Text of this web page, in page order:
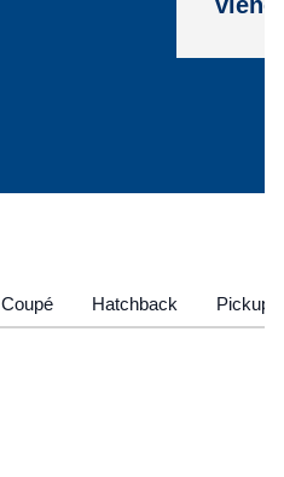
Coupé Hatchback Pickup